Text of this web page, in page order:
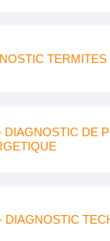
TERMITES
DIAGNOSTIC DE
DIAGNOSTIC